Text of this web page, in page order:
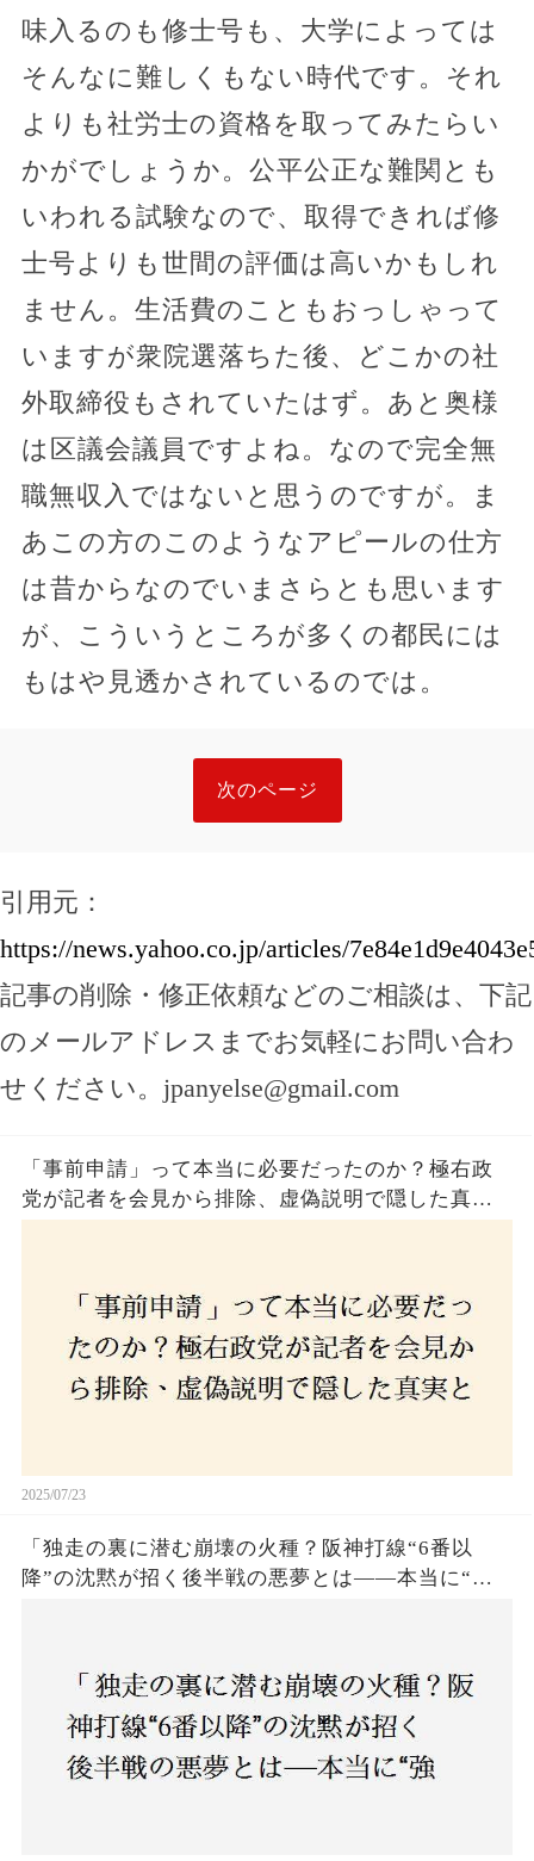
味入るのも修士号も、大学によっては
そんなに難しくもない時代です。それ
よりも社労士の資格を取ってみたらい
かがでしょうか。公平公正な難関とも
いわれる試験なので、取得できれば修
士号よりも世間の評価は高いかもしれ
ません。生活費のこともおっしゃって
いますが衆院選落ちた後、どこかの社
外取締役もされていたはず。あと奥様
は区議会議員ですよね。なので完全無
職無収入ではないと思うのですが。ま
あこの方のこのようなアピールの仕方
は昔からなのでいまさらとも思います
が、こういうところが多くの都民には
もはや見透かされているのでは。
次のページ
引用元：
https://news.yahoo.co.jp/articles/
記事の削除・修正依頼などのご相談は、下記
のメールアドレスまでお気軽にお問い合わ
せください。 jpanyelse@gmail.com
「事前申請」って本当に必要だったのか？極右政
党が記者を会見から排除、虚偽説明で隠した真実
2025/07/23
「独走の裏に潜む崩壊の火種？阪神打線“6番以
降”の沈黙が招く後半戦の悪夢とは——本当に“強